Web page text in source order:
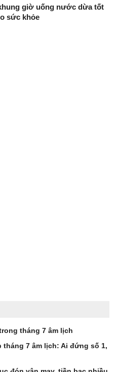
giờ uống nước dừa tốt
sức khỏe
tháng 7 âm lịch
tháng 7 âm lịch: Ai đứng số 1,